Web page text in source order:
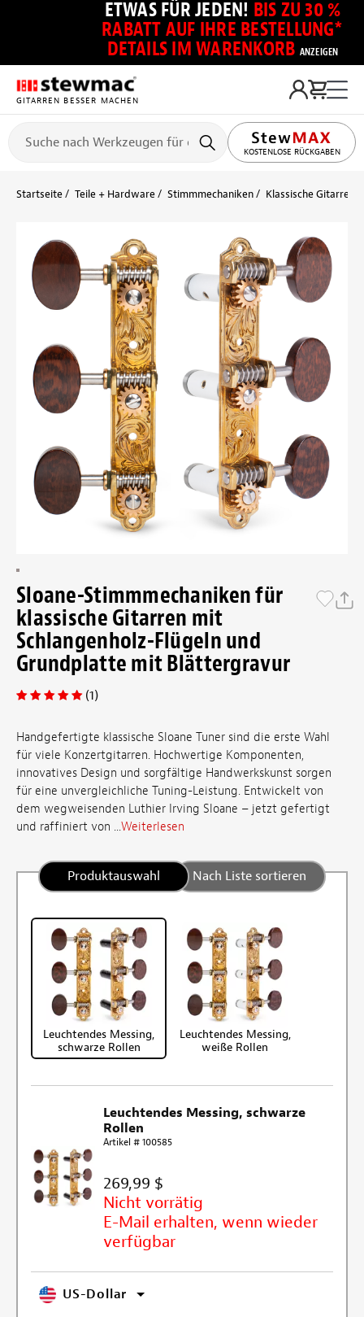
ETWAS FÜR JEDEN! BIS ZU 30 %
RABATT AUF IHRE BESTELLUNG*
DETAILS IM WARENKORB ANZEIGEN
GITARREN BESSER MACHEN
KOSTENLOSE RÜCKGABEN
Startseite Teile + Hardware Stimmmechaniken Klassische Gitarre
Sloane-Stimmmechaniken für
klassische Gitarren mit
Schlangenholz-Flügeln und
Grundplatte mit Blättergravur
(1)
Handgefertigte klassische Sloane Tuner sind die erste Wahl
für viele Konzertgitarren. Hochwertige Komponenten,
innovatives Design und sorgfältige Handwerkskunst sorgen
für eine unvergleichliche Tuning-Leistung. Entwickelt von
dem wegweisenden Luthier Irving Sloane – jetzt gefertigt
und raffiniert von ...Weiterlesen
Produktauswahl Nach Liste sortieren
Leuchtendes Messing,
schwarze Rollen
Leuchtendes Messing,
weiße Rollen
Leuchtendes Messing, schwarze
Rollen
Artikel # 100585
269,99 $
Nicht vorrätig
E-Mail erhalten, wenn wieder
verfügbar
US-Dollar